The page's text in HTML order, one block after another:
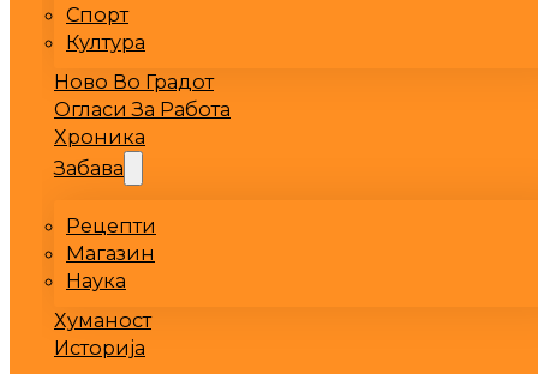
Спорт
Култура
Ново Во Градот
Огласи За Работа
Хроника
Забава
Рецепти
Магазин
Наука
Хуманост
Историја